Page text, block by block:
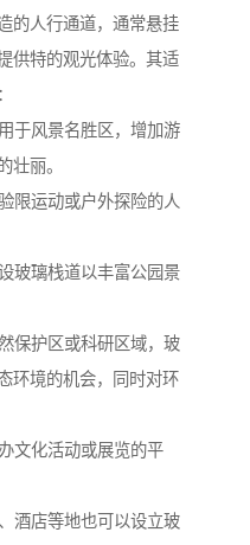
的人行通道，通常悬挂
供特的观光体验。其适
于风景名胜区，增加游
壮丽。
限运动或户外探险的人
玻璃栈道以丰富公园景
保护区或科研区域，玻
环境的机会，同时对环
文化活动或展览的平
酒店等地也可以设立玻